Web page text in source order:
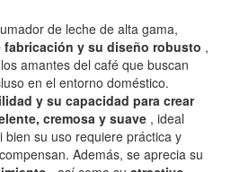
de leche de alta gama,
fabricación y su diseño robusto ,
amantes del café que buscan
en el entorno doméstico.
y su capacidad para crear
cremosa y suave , ideal
su uso requiere práctica y
Además, se aprecia su